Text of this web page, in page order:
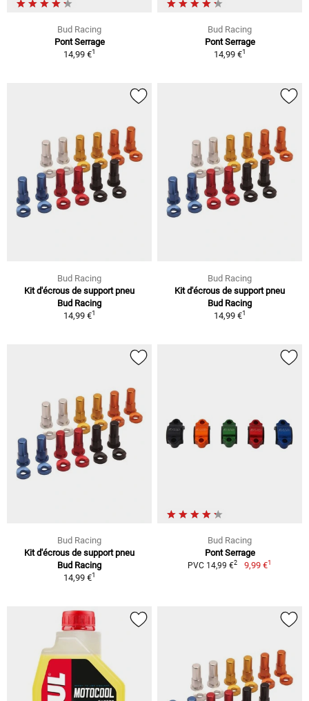
Bud Racing
Pont Serrage
14,99 €1
Bud Racing
Pont Serrage
14,99 €1
Bud Racing
Kit d'écrous de support pneu
Bud Racing
14,99 €1
Bud Racing
Kit d'écrous de support pneu
Bud Racing
14,99 €1
Bud Racing
Kit d'écrous de support pneu
Bud Racing
14,99 €1
Bud Racing
Pont Serrage
PVC 14,99 €2 9,99 €1